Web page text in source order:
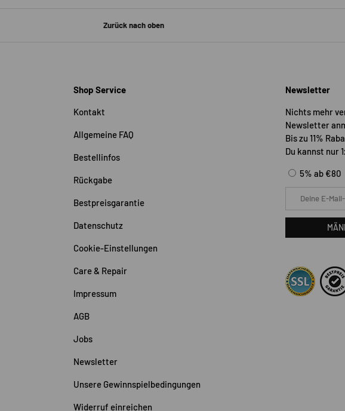
Zurück nach oben
Shop Service
Kontakt
Allgemeine FAQ
Bestellinfos
Rückgabe
Bestpreisgarantie
Datenschutz
Cookie-Einstellungen
Care & Repair
Impressum
AGB
Jobs
Newsletter
Unsere Gewinnspielbedingungen
Widerruf einreichen
Newsletter
Nichts mehr
Newsletter
Bis zu 11%
Du kannst nur
5% ab €80